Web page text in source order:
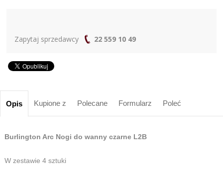
Zapytaj sprzedawcy 22 559 10 49
Opis Kupione z Polecane Formularz Poleć
Burlington Arc Nogi do wanny czarne L2B
W zestawie 4 sztuki